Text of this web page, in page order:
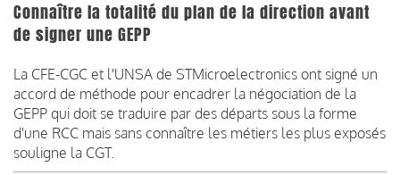
Connaître la totalité du plan de la direction avant
de signer une GEPP
La CFE-CGC et l'UNSA de STMicroelectronics ont signé un
accord de méthode pour encadrer la négociation de la
GEPP qui doit se traduire par des départs sous la forme
d'une RCC mais sans connaître les métiers les plus exposés
souligne la CGT.